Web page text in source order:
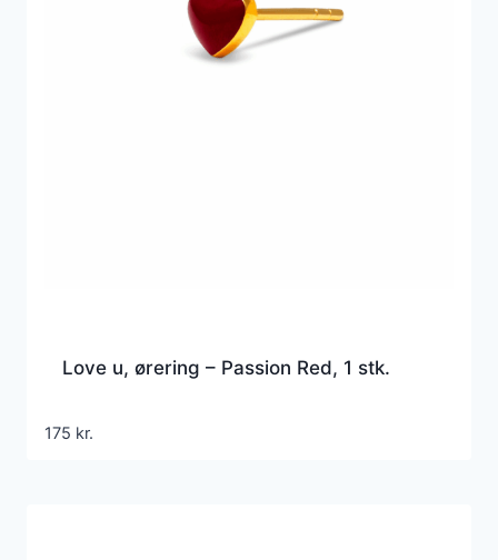
Love u, ørering – Passion Red, 1 stk.
175 kr.